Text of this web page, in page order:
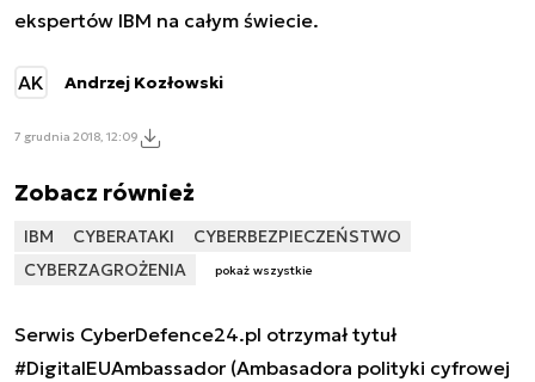
ekspertów IBM na całym świecie.
AK Andrzej Kozłowski
7 grudnia 2018, 12:09
Zobacz również
IBM CYBERATAKI
CYBERBEZPIECZEŃSTWO
CYBERZAGROŻENIA
pokaż wszystkie
Serwis CyberDefence24.pl otrzymał tytuł
#DigitalEUAmbassador (Ambasadora polityki cyfrowej